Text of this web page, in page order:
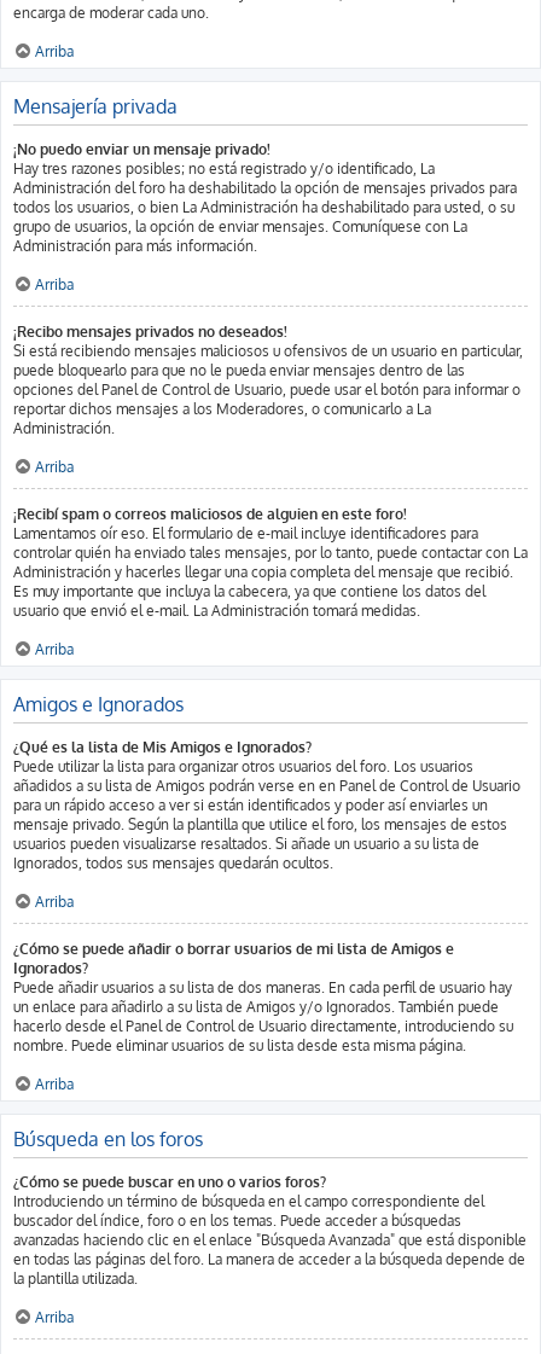
encarga de moderar cada uno.
Arriba
Mensajería privada
¡No puedo enviar un mensaje privado!
Hay tres razones posibles; no está registrado y/o identificado, La
Administración del foro ha deshabilitado la opción de mensajes privados para
todos los usuarios, o bien La Administración ha deshabilitado para usted, o su
grupo de usuarios, la opción de enviar mensajes. Comuníquese con La
Administración para más información.
Arriba
¡Recibo mensajes privados no deseados!
Si está recibiendo mensajes maliciosos u ofensivos de un usuario en particular,
puede bloquearlo para que no le pueda enviar mensajes dentro de las
opciones del Panel de Control de Usuario, puede usar el botón para informar o
reportar dichos mensajes a los Moderadores, o comunicarlo a La
Administración.
Arriba
¡Recibí spam o correos maliciosos de alguien en este foro!
Lamentamos oír eso. El formulario de e-mail incluye identificadores para
controlar quién ha enviado tales mensajes, por lo tanto, puede contactar con La
Administración y hacerles llegar una copia completa del mensaje que recibió.
Es muy importante que incluya la cabecera, ya que contiene los datos del
usuario que envió el e-mail. La Administración tomará medidas.
Arriba
Amigos e Ignorados
¿Qué es la lista de Mis Amigos e Ignorados?
Puede utilizar la lista para organizar otros usuarios del foro. Los usuarios
añadidos a su lista de Amigos podrán verse en en Panel de Control de Usuario
para un rápido acceso a ver si están identificados y poder así enviarles un
mensaje privado. Según la plantilla que utilice el foro, los mensajes de estos
usuarios pueden visualizarse resaltados. Si añade un usuario a su lista de
Ignorados, todos sus mensajes quedarán ocultos.
Arriba
¿Cómo se puede añadir o borrar usuarios de mi lista de Amigos e
Ignorados?
Puede añadir usuarios a su lista de dos maneras. En cada perfil de usuario hay
un enlace para añadirlo a su lista de Amigos y/o Ignorados. También puede
hacerlo desde el Panel de Control de Usuario directamente, introduciendo su
nombre. Puede eliminar usuarios de su lista desde esta misma página.
Arriba
Búsqueda en los foros
¿Cómo se puede buscar en uno o varios foros?
Introduciendo un término de búsqueda en el campo correspondiente del
buscador del índice, foro o en los temas. Puede acceder a búsquedas
avanzadas haciendo clic en el enlace "Búsqueda Avanzada" que está disponible
en todas las páginas del foro. La manera de acceder a la búsqueda depende de
la plantilla utilizada.
Arriba